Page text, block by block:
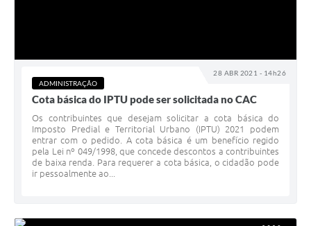
28 ABR 2021 - 14h26
ADMINISTRAÇÃO
Cota básica do IPTU pode ser solicitada no CAC
Os contribuintes que desejam solicitar a cota básica do
Imposto Predial e Territorial Urbano (IPTU) 2021 podem
entrar com o pedido. A cota básica é um benefício regido
pela Lei nº 049/1998, que concede descontos a contribuintes
de baixa renda. Para requerer a cota básica, o cidadão pode
ir pessoalmente ao...